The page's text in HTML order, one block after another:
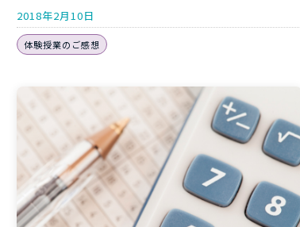
2018年2月10日
体験授業のご感想